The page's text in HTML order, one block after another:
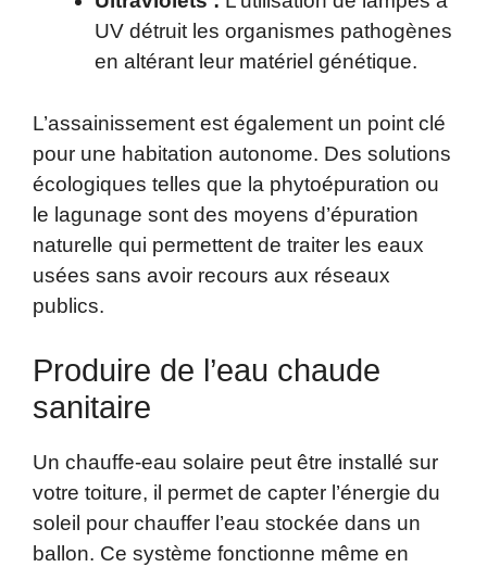
UV détruit les organismes pathogènes
en altérant leur matériel génétique.
L’assainissement est également un point clé
pour une habitation autonome. Des solutions
écologiques telles que la phytoépuration ou
le lagunage sont des moyens d’épuration
naturelle qui permettent de traiter les eaux
usées sans avoir recours aux réseaux
publics.
Produire de l’eau chaude
sanitaire
Un chauffe-eau solaire peut être installé sur
votre toiture, il permet de capter l’énergie du
soleil pour chauffer l’eau stockée dans un
ballon. Ce système fonctionne même en